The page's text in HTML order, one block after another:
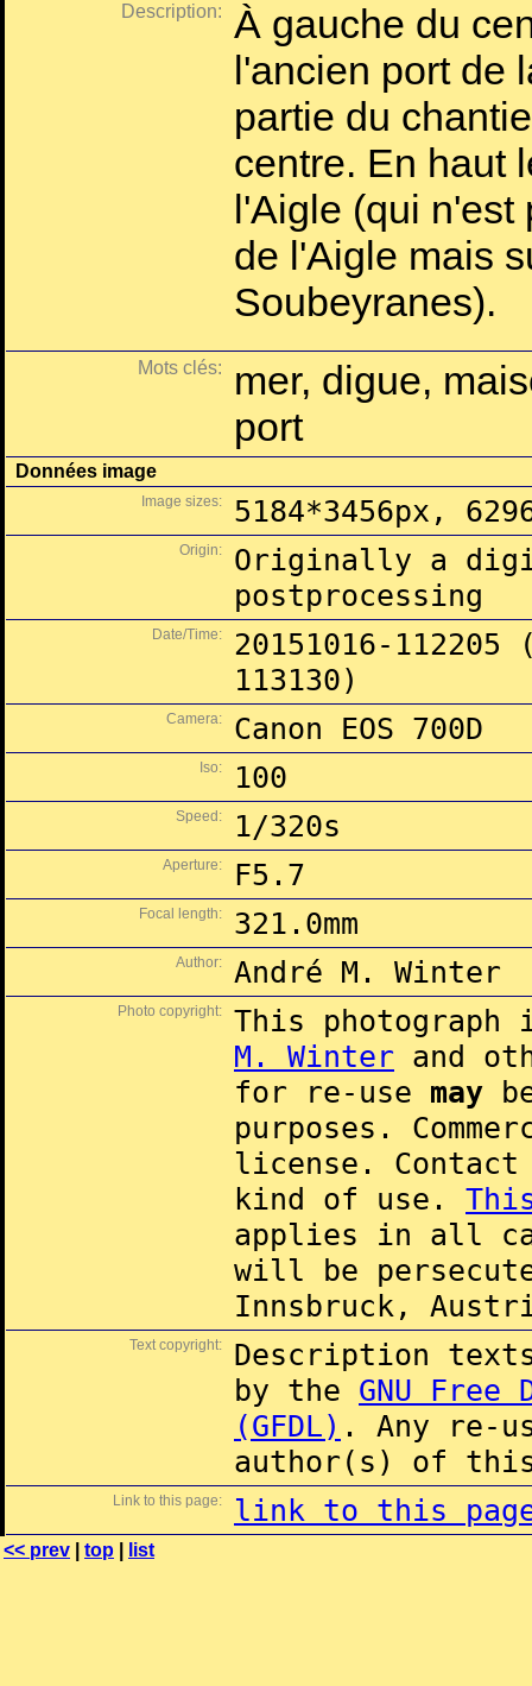
Description:
À gauche du
l'ancien port de
partie du
centre. En haut
l'Aigle (qui n'est
de l'Aigle mais
Soubeyranes).
Mots clés:
mer, digue,
port
Données image
Image sizes: 5184*3456px,
Origin:
Originally a
postprocessing
Date/Time:
20151016-
113130)
Camera: Canon EOS 700D
Iso: 100
Speed: 1/320s
Aperture: F5.7
Focal length: 321.0mm
Author: André M. Winter
Photo copyright:
This
M. Winter and
for re-use may
purposes.
license.
kind of use.
applies in all
will be
Innsbruck,
Text copyright:
Description
by the GNU Free
(GFDL) . Any re-
author(s) of this
Link to this page: link to this
<< prev top list